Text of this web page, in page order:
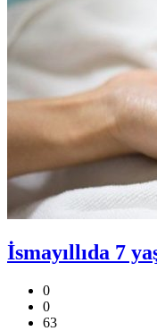
İsmayıllıda 7
0
0
63